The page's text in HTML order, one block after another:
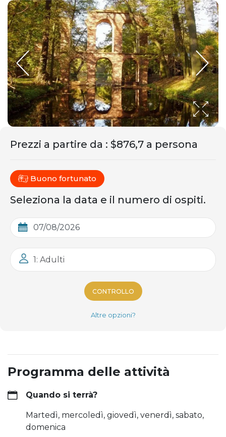
Prezzi a partire da : $876,7 a persona
Buono fortunato
Seleziona la data e il numero di ospiti.
1: Adulti
CONTROLLO
Altre opzioni?
Programma delle attività
Quando si terrà?
Martedì, mercoledì, giovedì, venerdì, sabato,
domenica